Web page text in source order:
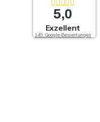
5,0
Exzellent
149 Google-Bewertungen